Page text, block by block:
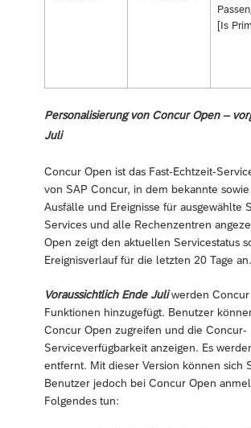
[Is
Personalisierung von Concur Open –
Juli
Concur Open ist das Fast-Echtzeit-
von SAP Concur, in dem bekannte
Ausfälle und Ereignisse für ausgewählte
Services und alle Rechenzentren
Open zeigt den aktuellen Servicestatus
Ereignisverlauf für die letzten 20 Tage an.
Voraussichtlich Ende Juliwerden Concur
Funktionen hinzugefügt. Benutzer
Concur Open zugreifen und die Concur-
Serviceverfügbarkeit anzeigen. Es
entfernt. Mit dieser Version können sich
Benutzer jedoch bei Concur Open
Folgendes tun: